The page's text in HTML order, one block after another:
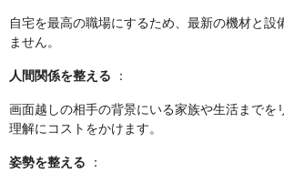
自宅を最高の職場にするため、最新の機材と設
ません。
人間関係を整える ：
画面越しの相手の背景にいる家族や生活までを
理解にコストをかけます。
姿勢を整える ：